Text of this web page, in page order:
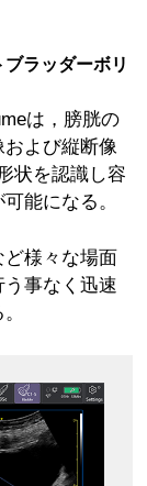
ラッダーボリ
は，膀胱の
よび縦断像
状を認識し容
能になる。
様々な場面
事なく迅速